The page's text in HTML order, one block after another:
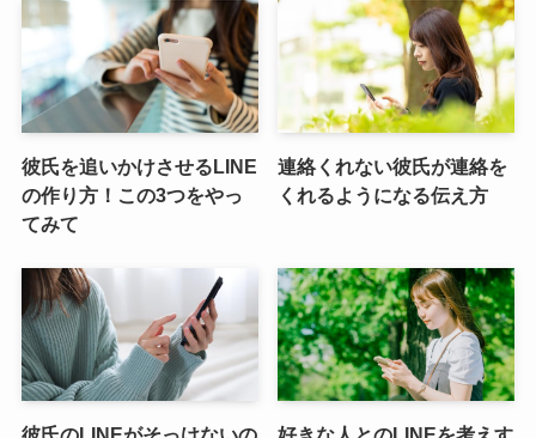
彼氏を追いかけさせるLINE
の作り方！この3つをやっ
てみて
連絡くれない彼氏が連絡を
くれるようになる伝え方